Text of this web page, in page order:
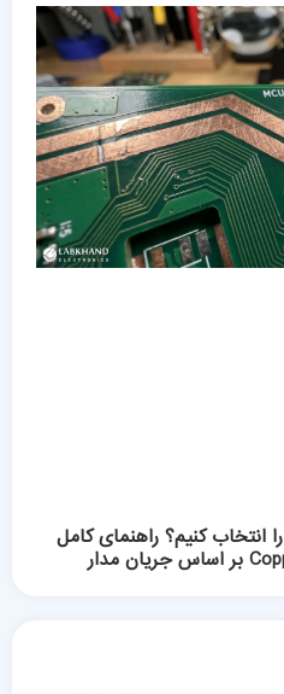
چگونه ضخامت مس PCB را انتخاب کنیم؟ راهنمای کامل